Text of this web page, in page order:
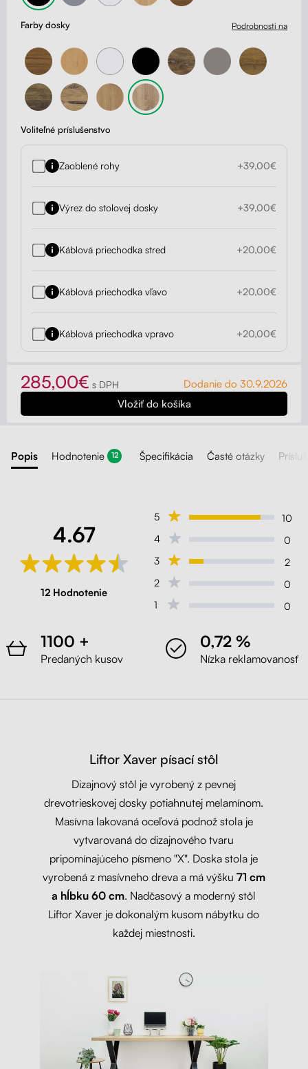
Farby dosky Podrobnosti na
Voliteľné príslušenstvo
Zaoblené rohy +39,00€
Výrez do stolovej dosky +39,00€
Káblová priechodka stred +20,00€
Káblová priechodka vľavo +20,00€
Káblová priechodka vpravo +20,00€
285,00€ s DPH Dodanie do 30.9.2026
Popis Hodnotenie 12 Špecifikácia Časté otázky
4.67
12 Hodnotenie
5
10
4
0
3
2
2
0
1
0
1100 +
Predaných kusov
0,72 %
Nízka reklamovanosť
Liftor Xaver písací stôl
Dizajnový stôl je vyrobený z pevnej
drevotrieskovej dosky potiahnutej melamínom.
Masívna lakovaná oceľová podnož stola je
vytvarovaná do dizajnového tvaru
pripomínajúceho písmeno "X". Doska stola je
vyrobená z masívneho dreva a má výšku 71 cm
a hĺbku 60 cm. Nadčasový a moderný stôl
Liftor Xaver je dokonalým kusom nábytku do
každej miestnosti.